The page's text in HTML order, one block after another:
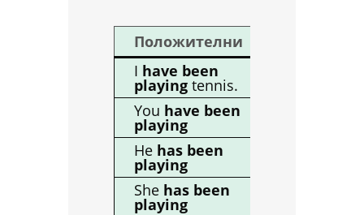
Положителни
I have been
playing tennis.
You have been
playing
He has been
playing
She has been
playing